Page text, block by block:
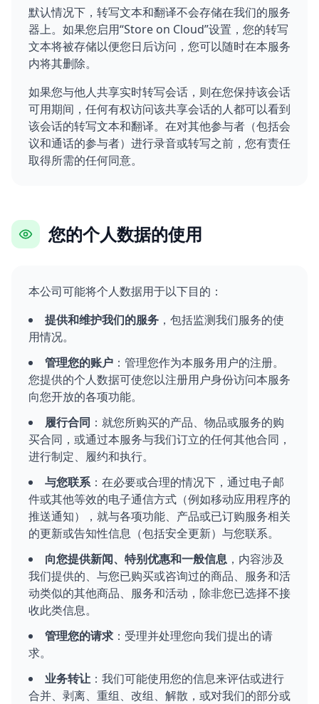
默认情况下，转写文本和翻译不会存储在我们的服务
器上。如果您启用“Store on Cloud”设置，您的转写
文本将被存储以便您日后访问，您可以随时在本服务
内将其删除。
如果您与他人共享实时转写会话，则在您保持该会话
可用期间，任何有权访问该共享会话的人都可以看到
该会话的转写文本和翻译。在对其他参与者（包括会
议和通话的参与者）进行录音或转写之前，您有责任
取得所需的任何同意。
您的个人数据的使用
本公司可能将个人数据用于以下目的：
提供和维护我们的服务 ，包括监测我们服务的使
用情况。
管理您的账户 ：管理您作为本服务用户的注册。
您提供的个人数据可使您以注册用户身份访问本服务
向您开放的各项功能。
履行合同 ：就您所购买的产品、物品或服务的购
买合同，或通过本服务与我们订立的任何其他合同，
进行制定、履约和执行。
与您联系：在必要或合理的情况下，通过电子邮
件或其他等效的电子通信方式（例如移动应用程序的
推送通知），就与各项功能、产品或已订购服务相关
的更新或告知性信息（包括安全更新）与您联系。
向您提供新闻、特别优惠和一般信息 ，内容涉及
我们提供的、与您已购买或咨询过的商品、服务和活
动类似的其他商品、服务和活动，除非您已选择不接
收此类信息。
管理您的请求 ：受理并处理您向我们提出的请
求。
业务转让 ：我们可能使用您的信息来评估或进行
合并、剥离、重组、改组、解散，或对我们的部分或